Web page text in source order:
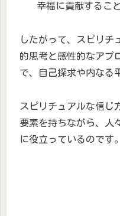
幸福に貢献するこ
したがって、スピリチ
的思考と感性的なアプ
で、自己探求や内なる
スピリチュアルな信じ
要素を持ちながら、人
に役立っているのです。